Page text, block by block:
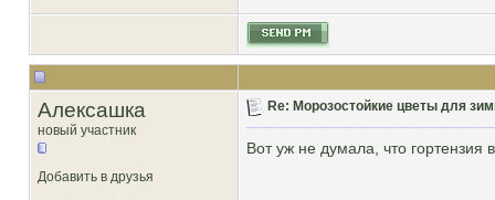
Алексашка
новый участник
Добавить в друзья
Re: Морозостойкие цветы для
Вот уж не думала, что